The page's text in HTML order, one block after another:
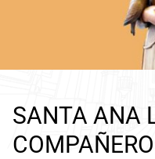
SANTA ANA